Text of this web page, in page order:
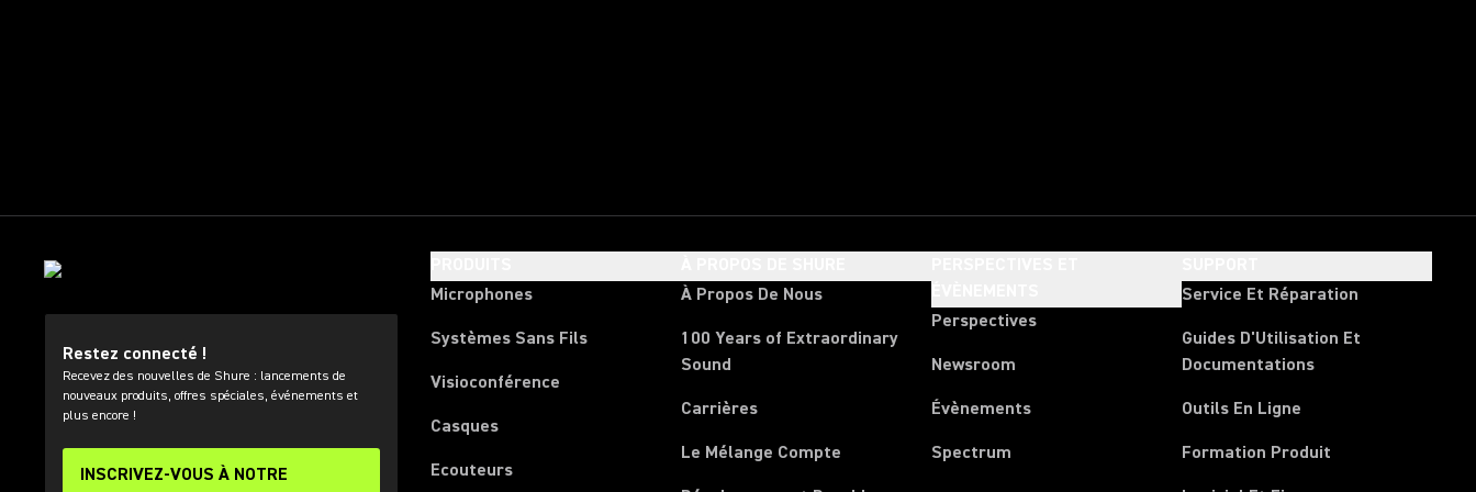
Restez connecté !
Recevez des nouvelles de Shure : lancements de
nouveaux produits, offres spéciales, événements et
plus encore !
INSCRIVEZ-VOUS À NOTRE
Microphones
Systèmes Sans Fils
Visioconférence
Casques
Ecouteurs
À Propos De Nous
100 Years of Extraordinary
Sound
Carrières
Le Mélange Compte
Perspectives
Newsroom
Évènements
Spectrum
Service Et Réparation
Guides D'Utilisation Et
Documentations
Outils En Ligne
Formation Produit